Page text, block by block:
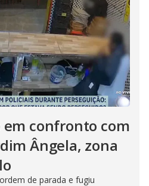
confronto com
Ângela, zona
de parada e fugiu